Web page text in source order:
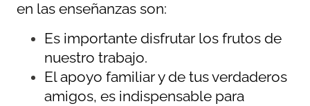
en las enseñanzas son:
Es importante disfrutar los frutos de
nuestro trabajo.
El apoyo familiar y de tus verdaderos
amigos, es indispensable para